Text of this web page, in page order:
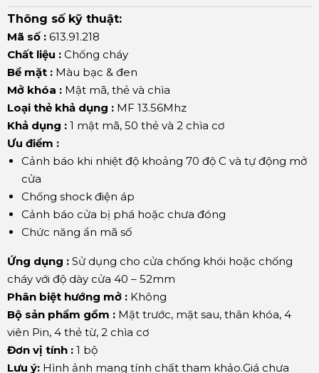
Thông số kỹ thuật:
Mã số : 613.91.218
Chất liệu : Chống cháy
Bề mặt : Màu bạc & đen
Mở khóa : Mật mã, thẻ và chìa
Loại thẻ khả dụng : MF 13.56Mhz
Khả dụng : 1 mật mã, 50 thẻ và 2 chìa cơ
Ưu điểm :
Cảnh báo khi nhiệt độ khoảng 70 độ C và tự động mở
cửa
Chống shock điện áp
Cảnh báo cửa bị phá hoặc chưa đóng
Chức năng ẩn mã số
Ứng dụng : Sử dụng cho cửa chống khói hoặc chống
cháy với độ dày cửa 40 – 52mm
Phân biệt hướng mở : Không
Bộ sản phẩm gồm : Mặt trước, mặt sau, thân khóa, 4
viên Pin, 4 thẻ từ, 2 chìa cơ
Đơn vị tính : 1 bộ
Lưu ý: Hình ảnh mang tính chất tham khảo.Giá chưa